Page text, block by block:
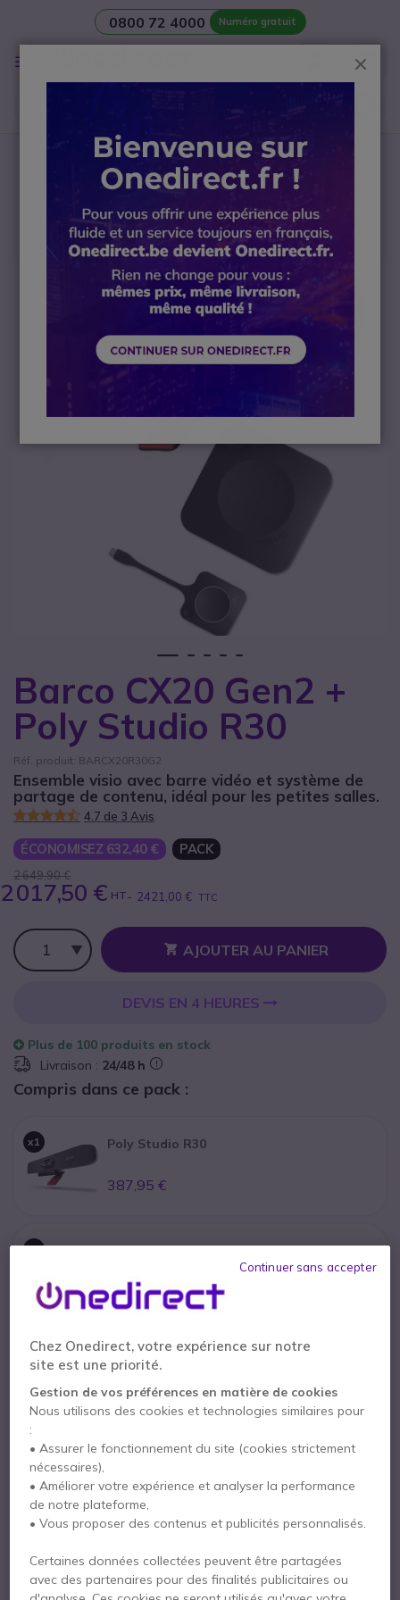
0800 72 4000 Numéro gratuit
Besoin d’unesalle de réunion ? Contactez notre
avant-vente Visio
Salle de réunion et visioconférence
Visioconférence
Barco CX20 Gen2 + Poly Studio R30
Barco CX20 Gen2 +
Poly Studio R30
Réf. produit: BARCX20R30G2
Ensemble visio avec barre vidéo et système de
partage de contenu, idéal pour les petites salles.
4.7 de 3 Avis
ÉCONOMISEZ 632,40 € PACK
2 649,90 €
2 017,50 € HT- 2421,00 € TTC
Qté
AJOUTER AU PANIER
DEVIS EN 4 HEURES
Plus de 100 produits en stock
Livraison : 24/48 h
Compris dans ce pack :
x1 Poly Studio R30
387,95 €
x1 BARCO ClickShare CX-20 GEN2
1629,55 €
1 an de garantieconstructeur
Payez en 4 sans frais (605,25 €)Afficher plus
Ensemble visio pourpetites salles
CaméraPTZ 4Kavecchamp de vision à 120°
Passer à la fin de la galerie d’images
Passer au début de la Galerie d’images
Chez Onedirect, votre expérience sur notre
site est une priorité.
Gestion de vos préférences en matière de cookies
Nous utilisons des cookies et technologies similaires pour
:
• Assurer le fonctionnement du site (cookies strictement
nécessaires),
• Améliorer votre expérience et analyser la performance
de notre plateforme,
• Vous proposer des contenus et publicités personnalisés.
Certaines données collectées peuvent être partagées
avec des partenaires pour des finalités publicitaires ou
Continuer sans accepter